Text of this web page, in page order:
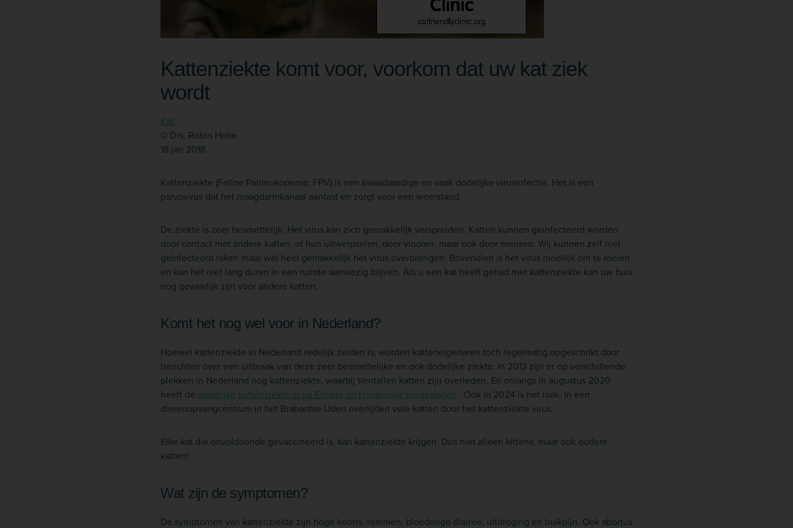
Kattenziekte komt voor, voorkom dat uw kat ziek
wordt
Kat
© Drs. Robin Holle
18 jan 2018
Kattenziekte (Feline Panleukopenie, FPV) is een kwaadaardige en vaak dodelijke virusinfectie. Het is een
parvovirus dat het maagdarmkanaal aantast en zorgt voor een weerstand.
De ziekte is zeer besmettelijk. Het virus kan zich gemakkelijk verspreiden. Katten kunnen geïnfecteerd worden
door contact met andere katten, of hun uitwerpselen, door vlooien, maar ook door mensen. Wij kunnen zelf niet
geïnfecteerd raken maar wel heel gemakkelijk het virus overbrengen. Bovendien is het virus moeilijk om te roeien
en kan het niet lang duren in een ruimte aanwezig blijven. Als u een kat heeft gehad met kattenziekte kan uw huis
nog gevaarlijk zijn voor andere katten.
Komt het nog wel voor in Nederland?
Hoewel kattenziekte in Nederland redelijk zelden is, worden katteneigenaren toch regelmatig opgeschrikt door
berichten over een uitbraak van deze zeer besmettelijke en ook dodelijke ziekte. In 2013 zijn er op verschillende
plekken in Nederland nog kattenziekte, waarbij tientallen katten zijn overleden. En onlangs in augustus 2020
heeft de dodelijke kattenziekte in oa Ermelo en Harderwijk toegeslagen . Ook in 2024 is het raak. In een
dierenopvangcentrum in het Brabantse Uden overlijden vele katten door het kattenziekte virus.
Elke kat die onvoldoende gevaccineerd is, kan kattenziekte krijgen. Dus niet alleen kittens, maar ook oudere
katten!
Wat zijn de symptomen?
De symptomen van kattenziekte zijn hoge koorts, remmen, bloederige diarree, uitdroging en buikpijn. Ook abortus